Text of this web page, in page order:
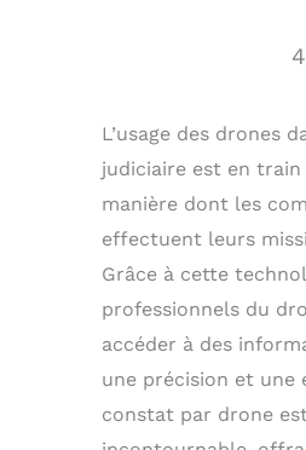
L’usage des drones
judiciaire est en
manière dont les
effectuent leurs
Grâce à cette
professionnels du
accéder à des
une précision et une
constat par drone